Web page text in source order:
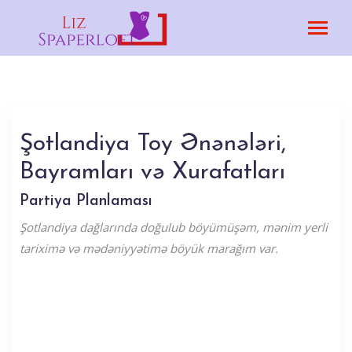
Şotlandiya Toy Ənənələri,
Bayramları və Xurafatları
Partiya Planlaması
Şotlandiya dağlarında doğulub böyümüşəm, mənim yerli
tariximə və mədəniyyətimə böyük marağım var.